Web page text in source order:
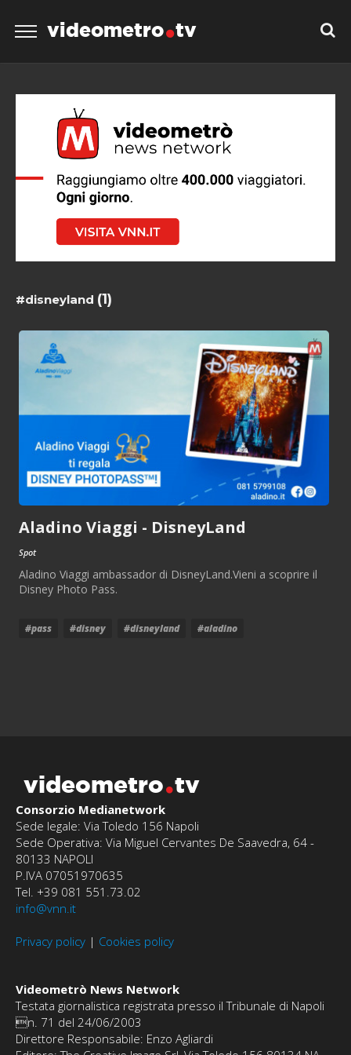
videometro tv
#disneyland (1)
Aladino Viaggi - DisneyLand
Spot
Aladino Viaggi ambassador di DisneyLand.Vieni a scoprire il
Disney Photo Pass.
#pass #disney #disneyland #aladino
videometro tv
Consorzio Medianetwork
Sede legale: Via Toledo 156 Napoli
Sede Operativa: Via Miguel Cervantes De Saavedra, 64 -
80133 NAPOLI
P.IVA 07051970635
Tel. +39 081 551.73.02
info@vnn.it
Privacy policy | Cookies policy
Videometrò News Network
Testata giornalistica registrata presso il Tribunale di Napoli
n. 71 del 24/06/2003
Direttore Responsabile: Enzo Agliardi